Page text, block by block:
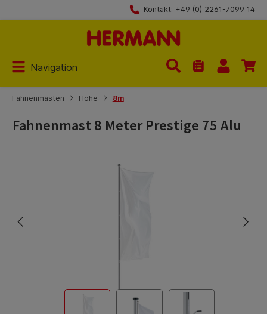
Kontakt: +49 (0) 2261-7099 14
Navigation
Du hast 0
Fahnenmasten Höhe 8m
Fahnenmast 8 Meter Prestige 75 Alu